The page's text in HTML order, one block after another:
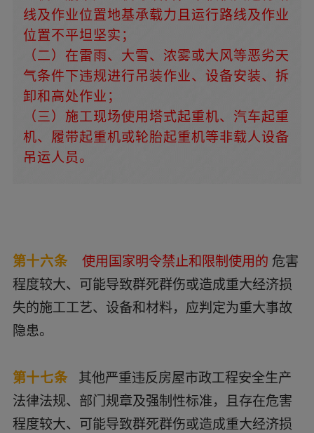
线及作业位置地基承载力且运行路线及作业
位置不平坦坚实；
（二）在雷雨、大雪、浓雾或大风等恶劣天
气条件下违规进行吊装作业、设备安装、拆
卸和高处作业；
（三）施工现场使用塔式起重机、汽车起重
机、履带起重机或轮胎起重机等非载人设备
吊运人员。
第十六条 使用国家明令禁止和限制使用的 危害
程度较大、可能导致群死群伤或造成重大经济损
失的施工工艺、设备和材料，应判定为重大事故
隐患。
第十七条
其他严重违反房屋市政工程安全生产
法律法规、部门规章及强制性标准，且存在危害
程度较大、可能导致群死群伤或造成重大经济损